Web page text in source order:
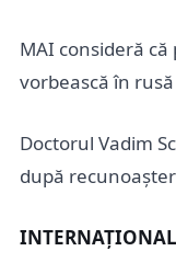
MAI consideră
vorbească în
Doctorul Vadim
după